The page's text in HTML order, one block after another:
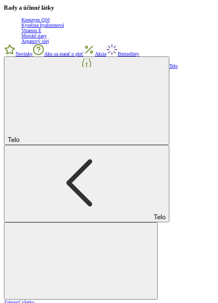
Rady a účinné látky
Koenzym Q10
Kyselina hyaluronová
Vitamin E
Morské riasy
Arganový olej
Novinky Ako sa starať o pleť Akcia Bestsellery
Telo
Telo
Telo